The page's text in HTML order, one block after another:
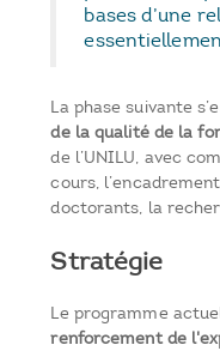
bases d’une
La phase suivante
de la qualité de la
de l’UNILU, avec
cours,
doctorants, la
Stratégie
Le programme
renforcement de